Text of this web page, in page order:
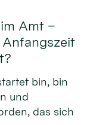
Amt –
bin, bin
und
das sich